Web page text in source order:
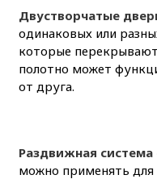
Двустворчатые
одинаковых или
которые
полотно может
от друга.
Раздвижная
можно применять